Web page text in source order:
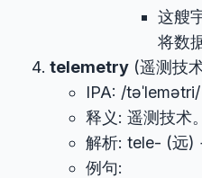
这艘
将数
telemetry (遥测技
IPA: /təˈlemətri/
释义: 遥测技术。
解析: tele- (远)
例句: